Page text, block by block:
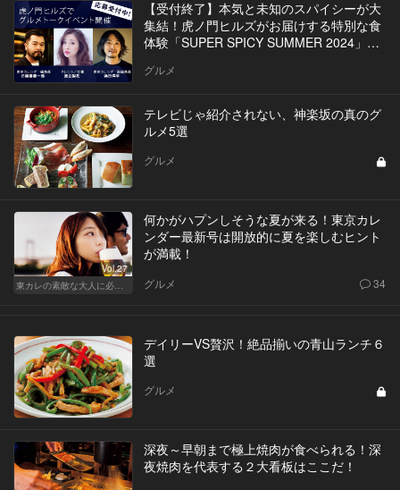
【受付終了】本気と未知のスパイシーが大
集結！虎ノ門ヒルズがお届けする特別な食
体験「SUPER SPICY SUMMER 2024」イ
グルメ
テレビじゃ紹介されない、神楽坂の真のグ
ルメ5選
グルメ
Vol.27
東カレの素敵な大人に必要なこと
何かがハプンしそうな夏が来る！東京カレ
ンダー最新号は開放的に夏を楽しむヒント
が満載！
グルメ 34
デイリーVS贅沢！絶品揃いの青山ランチ６
選
グルメ
深夜～早朝まで極上焼肉が食べられる！深
夜焼肉を代表する２大看板はここだ！